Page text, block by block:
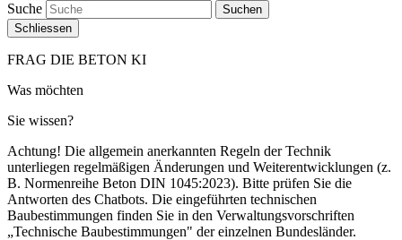
Suche
Schliessen
FRAG DIE BETON KI
Was möchten
Sie wissen?
Achtung! Die allgemein anerkannten Regeln der Technik
unterliegen regelmäßigen Änderungen und Weiterentwicklungen (z.
B. Normenreihe Beton DIN 1045:2023). Bitte prüfen Sie die
Antworten des Chatbots. Die eingeführten technischen
Baubestimmungen finden Sie in den Verwaltungsvorschriften
„Technische Baubestimmungen" der einzelnen Bundesländer.